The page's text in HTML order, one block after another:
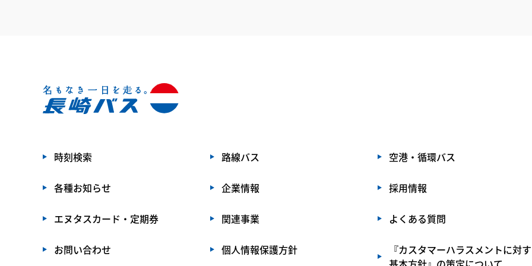
時刻検索 路線バス 空港・循環バス
各種お知らせ 企業情報 採用情報
エヌタスカード・定期券 関連事業 よくある質問
お問い合わせ 個人情報保護方針
『カスタマーハラスメントに対